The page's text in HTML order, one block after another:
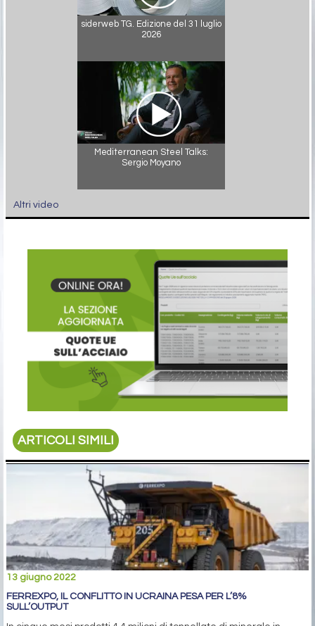
siderweb TG. Edizione del 31 luglio
2026
Mediterranean Steel Talks:
Sergio Moyano
Altri video
ARTICOLI SIMILI
13 giugno 2022
FERREXPO, IL CONFLITTO IN UCRAINA PESA PER L’8%
SULL’OUTPUT